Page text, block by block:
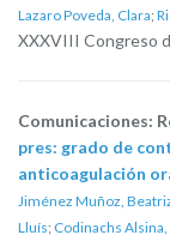
Lazaro Poveda, Clara;
XXXVIII Congreso
Comunicaciones:
pres: grado de
anticoagulación
Jiménez Muñoz,
Lluís; Codinachs Alsina,